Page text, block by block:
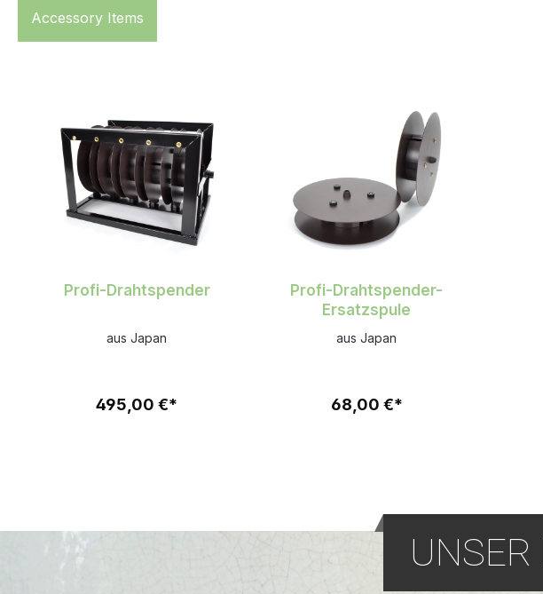
Accessory Items
Profi-Drahtspender
aus Japan
495,00 €*
Profi-Drahtspender-
Ersatzspule
aus Japan
68,00 €*
UNSER